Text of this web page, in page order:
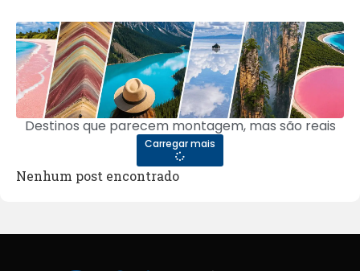
Destinos que parecem montagem, mas são reais
Carregar mais
Nenhum post encontrado